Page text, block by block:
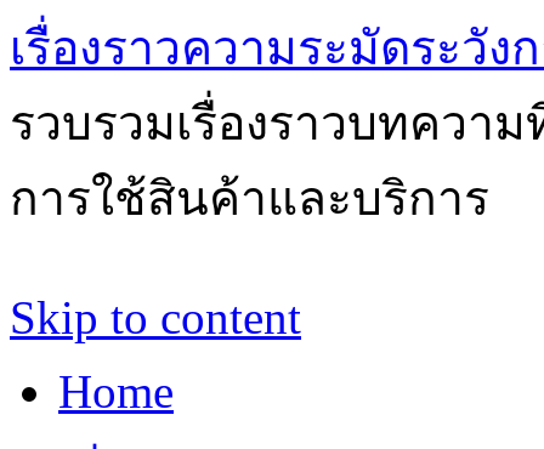
เรื่องราวความระมัดระวัง
รวบรวมเรื่องราวบทควา
การใช้สินค้าและบริการ
Skip to content
Home